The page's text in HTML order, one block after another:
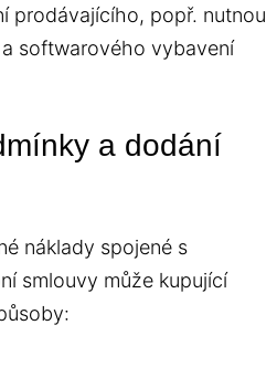
prodávajícího, popř. nutnou
softwarového vybavení
a dodání
náklady spojené s
smlouvy může kupující